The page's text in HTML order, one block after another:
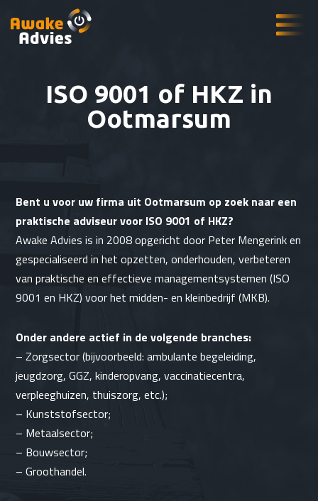
ISO 9001 of HKZ in
Ootmarsum
Bent u voor uw firma uit Ootmarsum op zoek naar een
praktische adviseur voor ISO 9001 of HKZ?
Awake Advies is in 2008 opgericht door Peter Mengerink en
gespecialiseerd in het opzetten, onderhouden, verbeteren
van praktische en effectieve managementsystemen (ISO
9001 en HKZ) voor het midden- en kleinbedrijf (MKB).
Onder andere actief in de volgende branches:
–Zorgsector(bijvoorbeeld:ambulante begeleiding,
jeugdzorg, GGZ,kinderopvang, vaccinatiecentra,
verpleeghuizen, thuiszorg, etc.);
– Kunststofsector;
– Metaalsector;
– Bouwsector;
– Groothandel.